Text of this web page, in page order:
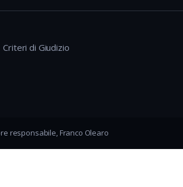
Criteri di Giudizio
responsabile, Franco Olearo